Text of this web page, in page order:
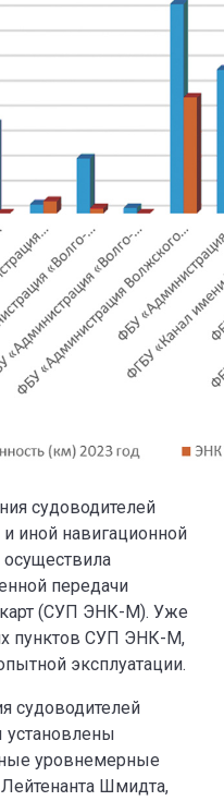
судоводителей
и иной навигационной
передачи
(СУП ЭНК-М). Уже
пунктов СУП ЭНК-М,
эксплуатации.
судоводителей
уровнемерные
Шмидта,